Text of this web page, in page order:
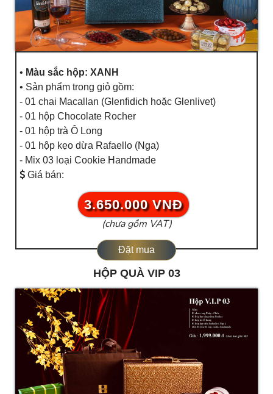
• Màu sắc hộp: XANH
• Sản phẩm trong giỏ gồm:
- 01 chai Macallan (Glenfidich hoặc Glenlivet)
- 01 hộp Chocolate Rocher
- 01 hộp trà Ô Long
- 01 hộp kẹo dừa Rafaello (Nga)
- Mix 03 loại Cookie Handmade
Giá bán:
3.650.000 VNĐ
(chưa gồm VAT)
Đặt mua
HỘP QUÀ VIP 03